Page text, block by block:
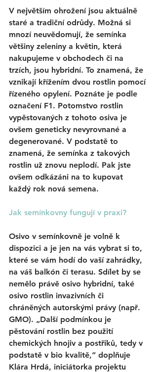
V největším ohrožení jsou aktuálně
staré a tradiční odrůdy. Možná si
mnozí neuvědomují, že semínka
většiny zeleniny a květin, která
nakupujeme v obchodech či na
trzích, jsou hybridní. To znamená, že
vznikají křížením dvou rostlin pomocí
řízeného opylení. Poznáte je podle
označení F1. Potomstvo rostlin
vypěstovaných z tohoto osiva je
ovšem geneticky nevyrovnané a
degenerované. V podstatě to
znamená, že semínka z takových
rostlin už znovu neplodí. Pak jste
ovšem odkázáni na to kupovat
každý rok nová semena.
Jak semínkovny fungují v praxi?
Osivo v semínkovně je volně k
dispozici a je jen na vás vybrat si to,
které se vám hodí do vaší zahrádky,
na váš balkón či terasu. Sdílet by se
nemělo právě osivo hybridní, také
osivo rostlin invazivních či
chráněných autorskými právy (např.
GMO). „Další podmínkou je
pěstování rostlin bez použití
chemických hnojiv a postřiků, tedy v
podstatě v bio kvalitě,“ doplňuje
Klára Hrdá, iniciátorka projektu